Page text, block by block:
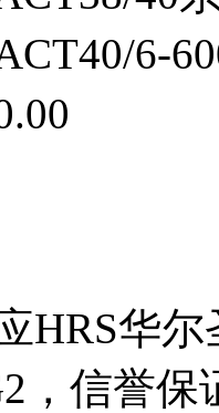
6-
HRS华
，信誉